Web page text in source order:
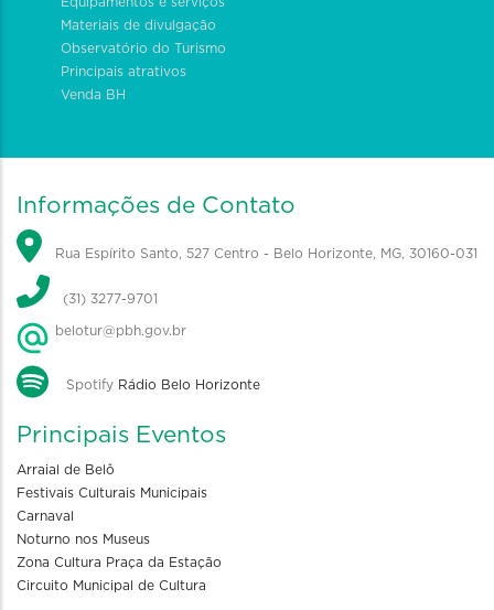
Materiais de divulgação
Observatório do Turismo
Principais atrativos
Venda BH
Informações de Contato
Rua Espírito Santo, 527 Centro - Belo Horizonte, MG, 30160-031
(31) 3277-9701
belotur@pbh.gov.br
Spotify Rádio Belo Horizonte
Principais Eventos
Arraial de Belô
Festivais Culturais Municipais
Carnaval
Noturno nos Museus
Zona Cultura Praça da Estação
Circuito Municipal de Cultura